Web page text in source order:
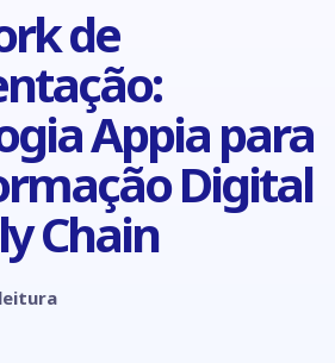
de
Appia para
Digital
Chain